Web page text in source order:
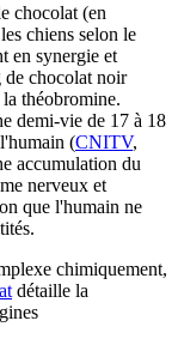
chocolat (en
chiens selon le
en synergie et
chocolat noir
théobromine.
demi-vie de 17 à 18
(CNITV,
accumulation du
nerveux et
que l'humain ne
chimiquement,
détaille la